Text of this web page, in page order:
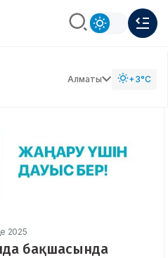
Алматы +3°C
2025
бақшасында